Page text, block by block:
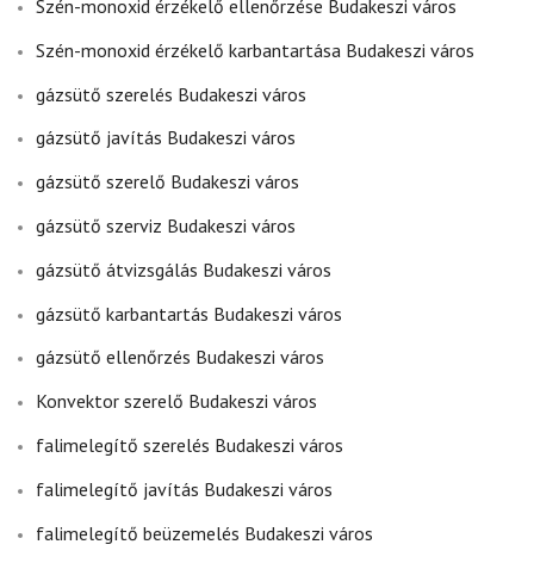
Szén-monoxid érzékelő ellenőrzése Budakeszi város
Szén-monoxid érzékelő karbantartása Budakeszi város
gázsütő szerelés Budakeszi város
gázsütő javítás Budakeszi város
gázsütő szerelő Budakeszi város
gázsütő szerviz Budakeszi város
gázsütő átvizsgálás Budakeszi város
gázsütő karbantartás Budakeszi város
gázsütő ellenőrzés Budakeszi város
Konvektor szerelő Budakeszi város
falimelegítő szerelés Budakeszi város
falimelegítő javítás Budakeszi város
falimelegítő beüzemelés Budakeszi város